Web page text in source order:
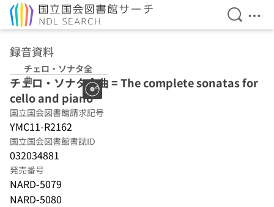
検索を
メ
録音資料
チェロ・ソナタ全
曲
チェロ・ソナタ全曲 = The complete sonatas for
cello and piano
国立国会図書館請求記号
YMC11-R2162
国立国会図書館書誌ID
032034881
発売番号
NARD-5079
NARD-5080